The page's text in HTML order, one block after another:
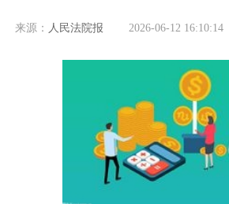
来源： 人民法院报 2026-06-12 16:10:14